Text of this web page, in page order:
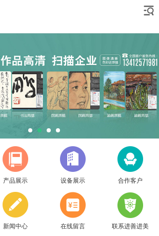
产品展示 设备展示 合作客户
新闻中心 在线留言 联系进善进美